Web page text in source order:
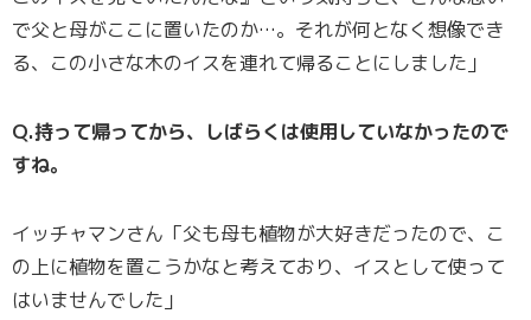
で父と母がここに置いたのか…。それが何となく想像でき
る、この小さな木のイスを連れて帰ることにしました」
Q.持って帰ってから、しばらくは使用していなかったので
すね。
イッチャマンさん「父も母も植物が大好きだったので、こ
の上に植物を置こうかなと考えており、イスとして使って
はいませんでした」